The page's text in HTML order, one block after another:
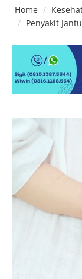
Home
Penyakit